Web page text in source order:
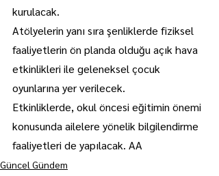
kurulacak.
Atölyelerin yanı sıra şenliklerde fiziksel
faaliyetlerin ön planda olduğu açık hava
etkinlikleri ile geleneksel çocuk
oyunlarına yer verilecek.
Etkinliklerde, okul öncesi eğitimin önemi
konusunda ailelere yönelik bilgilendirme
faaliyetleri de yapılacak. AA
Güncel Gündem